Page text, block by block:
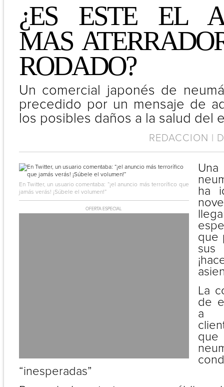
¿ES ESTE EL
MAS
RODADO?
Un comercial japonés de
precedido por un mensaje de
los posibles daños a la salud del
REDACCION |
En Twitter, un usuario comentaba: “¡el anuncio más terrorífico que
jamás verás! ¡Súbele el volumen!”
OFERTA ESPECIAL
ha
que
La
de
a
“inesperadas”